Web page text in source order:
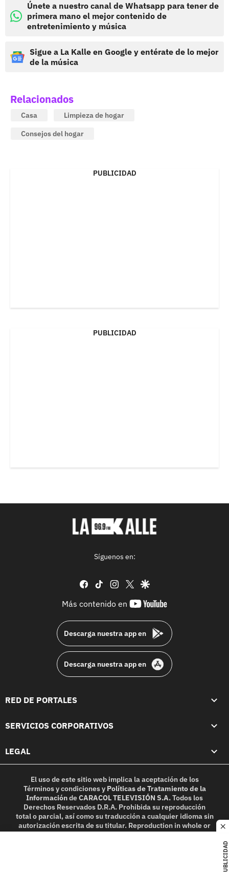
PUBLICIDAD
Únete a nuestro canal de Whatsapp para tener de
primera mano el mejor contenido de
entretenimiento y música
Sigue a La Kalle en Google y entérate de lo mejor
de la música
Relacionados
Casa
Limpieza de hogar
Consejos del hogar
PUBLICIDAD
PUBLICIDAD
Síguenos en:
facebook
tiktok instagram
twittergoogle
Más contenido en
youtube-
Descarga nuestra app en
Descarga nuestra app en
RED DE PORTALES
SERVICIOS CORPORATIVOS
LEGAL
El uso de este sitio web implica la aceptación de los
Términos y condicionesy Políticas de Tratamiento de la
InformacióndeCARACOL TELEVISIÓN S.A.Todos los
Derechos Reservados D.R.A. Prohibida su reproducción
total o parcial, así como su traducción a cualquier idioma sin
autorización escrita de su titular. Reproduction in whole or
in part, or translation without written permission is